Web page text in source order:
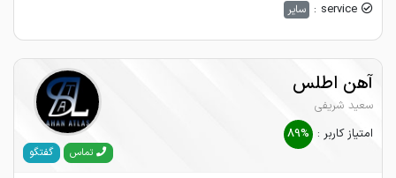
service : سایر
آهن اطلس
سعید شریفی
امتیاز کاربر : 89%
تماس گفتگو